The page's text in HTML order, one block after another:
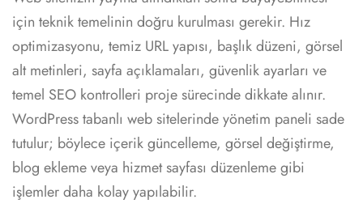
için teknik temelinin doğru kurulması gerekir. Hız
optimizasyonu, temiz URL yapısı, başlık düzeni, görsel
alt metinleri, sayfa açıklamaları, güvenlik ayarları ve
temel SEO kontrolleri proje sürecinde dikkate alınır.
WordPress tabanlı web sitelerinde yönetim paneli sade
tutulur; böylece içerik güncelleme, görsel değiştirme,
blog ekleme veya hizmet sayfası düzenleme gibi
işlemler daha kolay yapılabilir.